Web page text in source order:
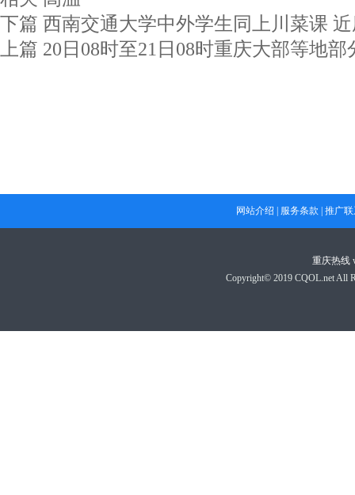
下篇 西南交通大学中外学生同上川菜课
上篇 20日08时至21日08时重庆大部等地
网站介绍 服务条款 推广
重庆热线
Copyright© 2019 CQOL.net All